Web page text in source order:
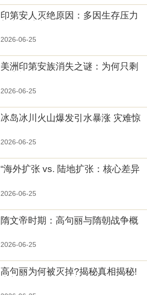
印第安人灭绝原因：多因生存压力
2026-06-25
美洲印第安族消失之谜：为何只剩
2026-06-25
冰岛冰川火山爆发引水暴涨 灾难惊
2026-06-25
“海外扩张 vs. 陆地扩张：核心差异
2026-06-25
隋文帝时期：高句丽与隋朝战争概
2026-06-25
高句丽为何被灭掉?揭秘真相揭秘!